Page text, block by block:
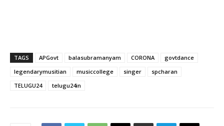
TAGS APGovt balasubramanyam CORONA
govtdance
legendarymusitian
musiccollege singer
spcharan
TELUGU24
telugu24in